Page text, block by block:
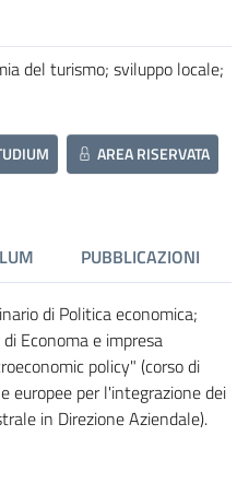
del turismo; sviluppo locale;
AREA RISERVATA
PUBBLICAZIONI
di Politica economica;
Economa e impresa
policy" (corso di
europee per l'integrazione dei
in Direzione Aziendale).